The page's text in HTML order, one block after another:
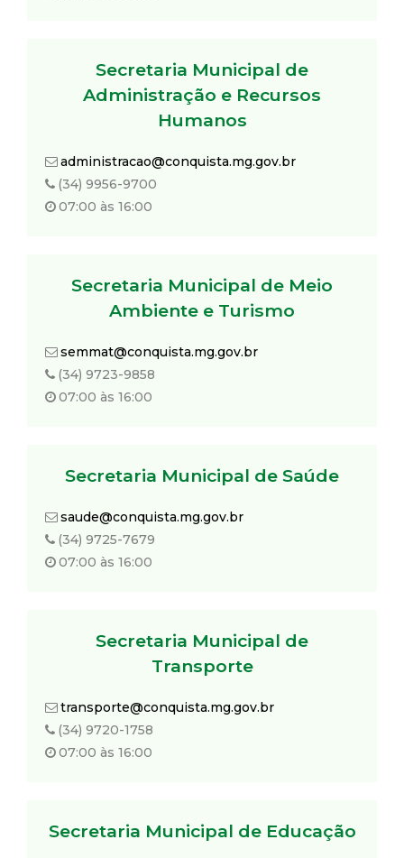
o
n
s
t
M
G
Secretaria Municipal de
Administração e Recursos
Humanos
administracao@conquista.mg.gov.br
(34) 9956-9700
07:00 às 16:00
Secretaria Municipal de Meio
Ambiente e Turismo
semmat@conquista.mg.gov.br
(34) 9723-9858
07:00 às 16:00
Secretaria Municipal de Saúde
saude@conquista.mg.gov.br
(34) 9725-7679
07:00 às 16:00
Secretaria Municipal de
Transporte
transporte@conquista.mg.gov.br
(34) 9720-1758
07:00 às 16:00
Secretaria Municipal de Educação